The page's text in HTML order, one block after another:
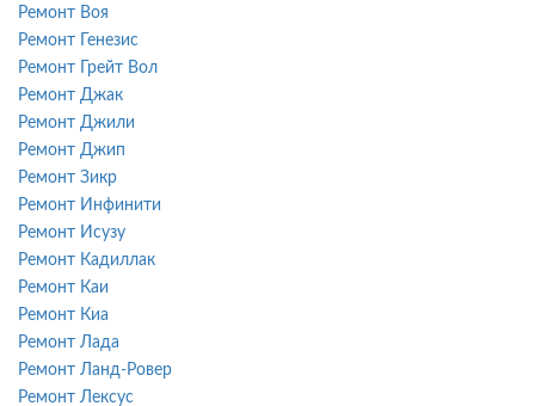
Ремонт Воя
Ремонт Генезис
Ремонт Грейт Вол
Ремонт Джак
Ремонт Джили
Ремонт Джип
Ремонт Зикр
Ремонт Инфинити
Ремонт Исузу
Ремонт Кадиллак
Ремонт Каи
Ремонт Киа
Ремонт Лада
Ремонт Ланд-Ровер
Ремонт Лексус